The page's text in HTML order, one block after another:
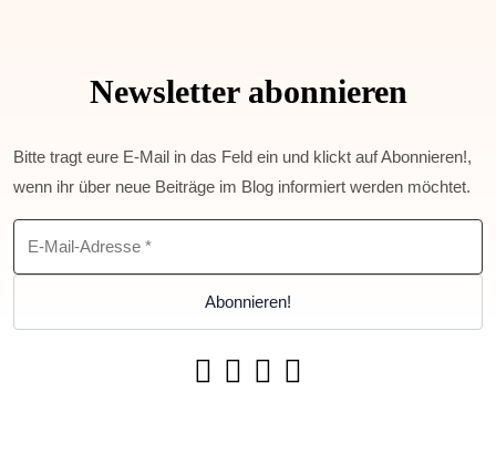
Newsletter abonnieren
Bitte tragt eure E-Mail in das Feld ein und klickt auf Abonnieren!,
wenn ihr über neue Beiträge im Blog informiert werden möchtet.